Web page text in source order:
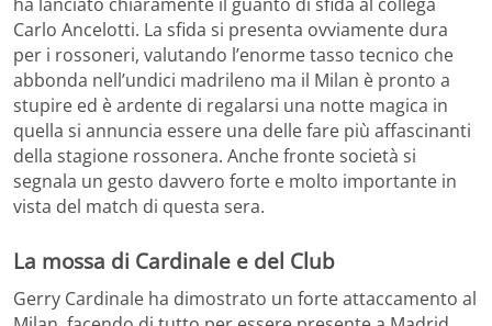
Carlo Ancelotti. La sfida si presenta ovviamente dura
per i rossoneri, valutando l’enorme tasso tecnico che
abbonda nell’undici madrileno ma il Milan è pronto a
stupire ed è ardente di regalarsi una notte magica in
quella si annuncia essere una delle fare più affascinanti
della stagione rossonera. Anche fronte società si
segnala un gesto davvero forte e molto importante in
vista del match di questa sera.
La mossa di Cardinale e del Club
Gerry Cardinale ha dimostrato un forte attaccamento al